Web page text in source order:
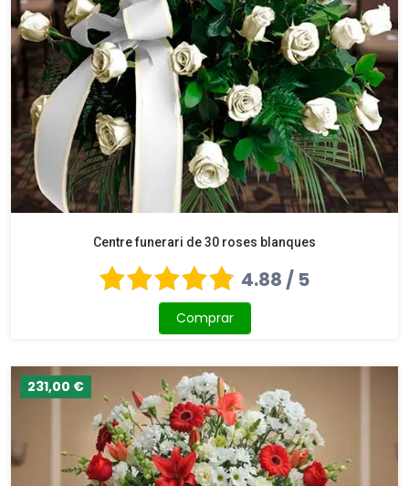
Centre funerari de 30 roses blanques
4.88 / 5
Comprar
231,00 €